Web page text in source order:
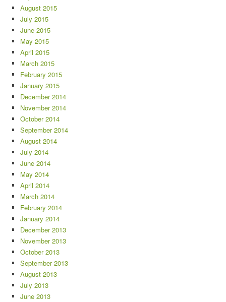
August 2015
July 2015
June 2015
May 2015
April 2015
March 2015
February 2015
January 2015
December 2014
November 2014
October 2014
September 2014
August 2014
July 2014
June 2014
May 2014
April 2014
March 2014
February 2014
January 2014
December 2013
November 2013
October 2013
September 2013
August 2013
July 2013
June 2013